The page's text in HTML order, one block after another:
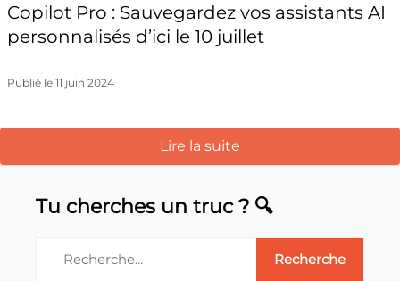
Copilot Pro : Sauvegardez vos assistants AI
personnalisés d’ici le 10 juillet
Publié le 11 juin 2024
Lire la suite
Tu cherches un truc ? 🔍